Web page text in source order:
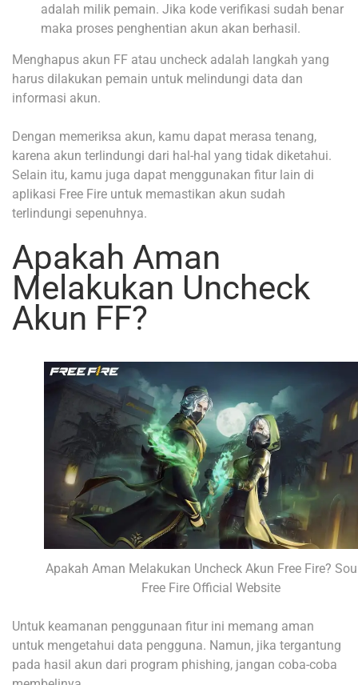
adalah milik pemain. Jika kode verifikasi sudah benar
maka proses penghentian akun akan berhasil.
Menghapus akun FF atau uncheck adalah langkah yang
harus dilakukan pemain untuk melindungi data dan
informasi akun.
Dengan memeriksa akun, kamu dapat merasa tenang,
karena akun terlindungi dari hal-hal yang tidak diketahui.
Selain itu, kamu juga dapat menggunakan fitur lain di
aplikasi Free Fire untuk memastikan akun sudah
terlindungi sepenuhnya.
Apakah Aman
Melakukan Uncheck
Akun FF?
Apakah Aman Melakukan Uncheck Akun Free Fire?
Free Fire Official Website
Untuk keamanan penggunaan fitur ini memang aman
untuk mengetahui data pengguna. Namun, jika tergantung
pada hasil akun dari program phishing, jangan coba-coba